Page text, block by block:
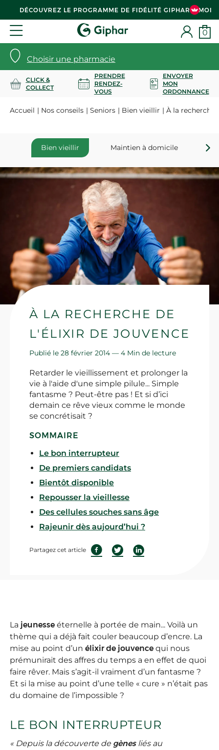
DÉCOUVREZ LE PROGRAMME DE FIDÉLITÉ GIPHAR & MOI
Choisir une pharmacie
0
CLICK &
COLLECT
PRENDRE
RENDEZ-
VOUS
ENVOYER
MON
ORDONNANCE
Accueil Nos conseils Seniors Bien vieillir À la recherche
Bien vieillir Maintien à domicile
À LA RECHERCHE DE
L'ÉLIXIR DE JOUVENCE
Publié le 28 février 2014 — 4 Min de lecture
Retarder le vieillissement et prolonger la
vie à l'aide d'une simple pilule... Simple
fantasme ? Peut-être pas ! Et si d’ici
demain ce rêve vieux comme le monde
se concrétisait ?
SOMMAIRE
Le bon interrupteur
De premiers candidats
Bientôt disponible
Repousser la vieillesse
Des cellules souches sans âge
Rajeunir dès aujourd’hui ?
Partagez cet article
La jeunesse éternelle à portée de main... Voilà un
thème qui a déjà fait couler beaucoup d’encre. La
mise au point d’un élixir de jouvence qui nous
prémunirait des affres du temps a en effet de quoi
faire rêver. Mais s’agit-il vraiment d’un fantasme ?
Et si la mise au point d’une telle « cure » n’était pas
du domaine de l’impossible ?
LE BON INTERRUPTEUR
« Depuis la découverte de gènesliés au